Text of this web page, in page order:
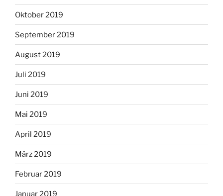
Oktober 2019
September 2019
August 2019
Juli 2019
Juni 2019
Mai 2019
April 2019
März 2019
Februar 2019
Januar 2019